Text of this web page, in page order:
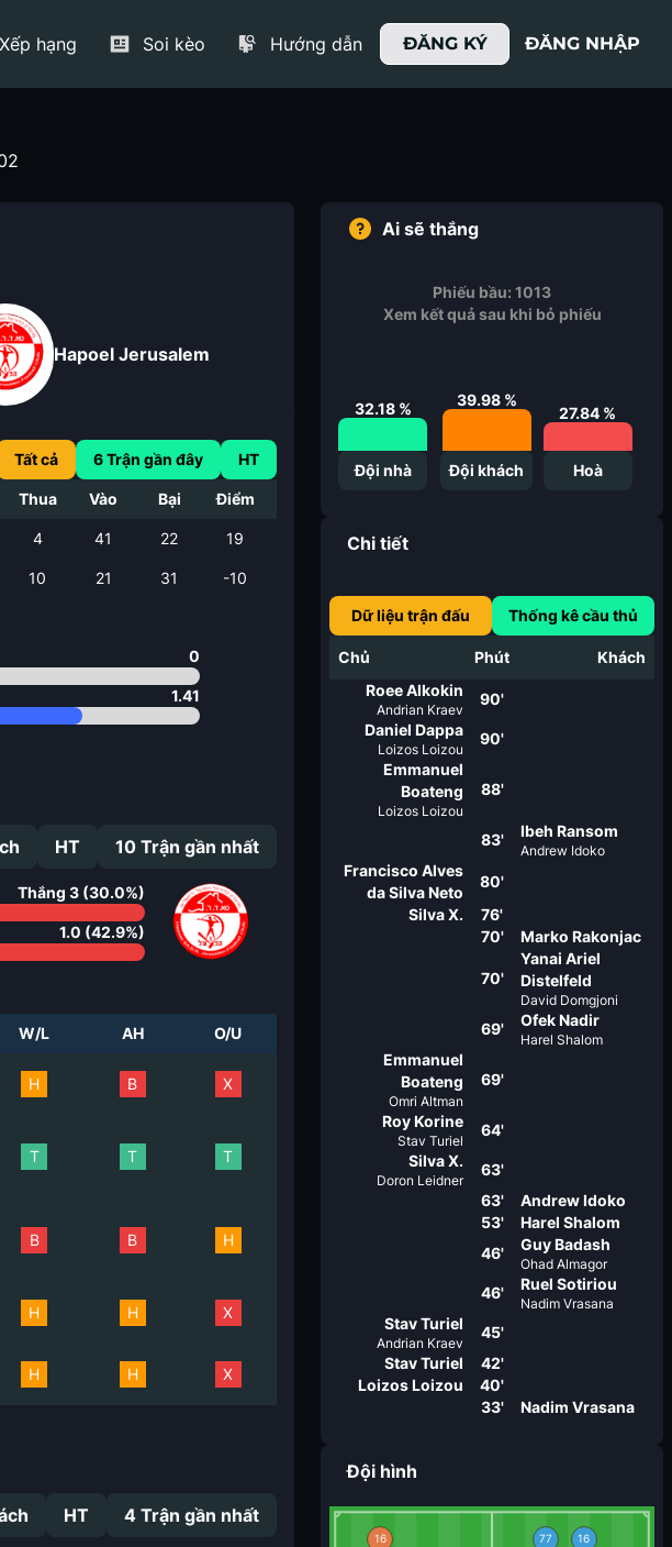
Xếp hạng Soi kèo Hướng dẫn ĐĂNG KÝ ĐĂNG NHẬP
Hapoel Jerusalem
Tất cả 6Trận gần đây HT
Thua Vào Bại Điểm
4 41 22 19
10 21 31 -10
0
1.41
HT 10 Trận gần nhất
Thắng 3 (30.0%)
1.0 (42.9%)
W/L AH O/U
H B X
T T T
B B H
H H X
H H X
HT 4 Trận gần nhất
Ai sẽ thắng
Phiếu bầu: 1013
Xem kết quả sau khi bỏ phiếu
32.18%
Đội nhà
39.98%
Đội khách
27.84 %
Hoà
Chi tiết
Dữ liệu trận đấu Thống kê cầu thủ
Chủ Phút
Khách
Roee Alkokin
Andrian Kraev
90'
Daniel Dappa
Loizos Loizou
90'
Emmanuel
Boateng
Loizos Loizou
88'
83' Ibeh Ransom
Andrew Idoko
Francisco Alves
da Silva Neto
80'
Silva X.
76'
70'
Marko Rakonjac
70'
Yanai Ariel
Distelfeld
David Domgjoni
69' Ofek Nadir
Harel Shalom
Emmanuel
Boateng
Omri Altman
69'
Roy Korine
Stav Turiel
64'
Silva X.
Doron Leidner
63'
63'
Andrew Idoko
53'
Harel Shalom
46'
Guy Badash
Ohad Almagor
46' Ruel Sotiriou
Nadim Vrasana
Stav Turiel
Andrian Kraev
45'
Stav Turiel
42'
Loizos Loizou
40'
33'
Nadim Vrasana
Đội hình
16 77 16